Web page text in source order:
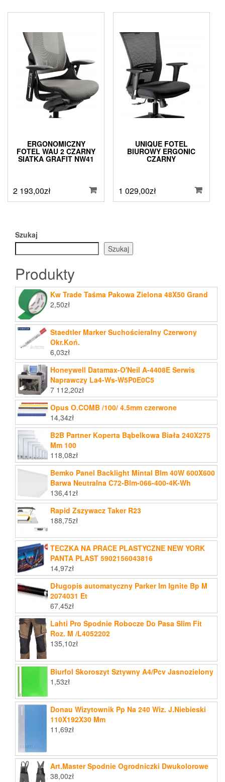
ERGONOMICZNY
FOTEL WAU 2 CZARNY
SIATKA GRAFIT NW41
2 193,00zł
UNIQUE FOTEL
BIUROWY ERGONIC
CZARNY
1 029,00zł
Szukaj
Szukaj
Produkty
Kw Trade Taśma Pakowa Zielona 48X50 Grand
2,50zł
Staedtler Marker Suchościeralny Czerwony
Okr.Koń.
6,03zł
Honeywell Datamax-O'Neil A-4408E Serwis
Naprawczy La4-Ws-W5P0E0C5
7 112,20zł
Opus O.COMB /100/ 4.5mm czerwone
14,34zł
B2B Partner Koperta Bąbelkowa Biała 240X275
Mm 100
118,08zł
Bemko Panel Backlight Mintal Blm 40W 600X600
Barwa Neutralna C72-Blm-066-400-4K-Wh
136,41zł
Rapid Zszywacz Taker R23
188,75zł
TECZKA NA PRACE PLASTYCZNE NEW YORK
PANTA PLAST 5902156043816
14,97zł
Długopis automatyczny Parker Im Ignite Bp M
2074031 Et
67,45zł
Lahti Pro Spodnie Robocze Do Pasa Slim Fit
Roz. M /L4052202
135,10zł
Biurfol Skoroszyt Sztywny A4/Pcv Jasnozielony
1,53zł
Donau Wizytownik Pp Na 240 Wiz. J.Niebieski
110X192X30 Mm
11,69zł
Art.Master Spodnie Ogrodniczki Dwukolorowe
38,00zł